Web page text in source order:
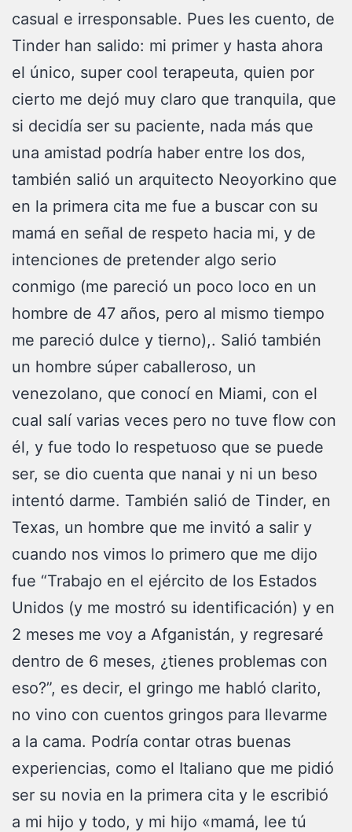
casual e irresponsable. Pues les cuento, de
Tinder han salido: mi primer y hasta ahora
el único, super cool terapeuta, quien por
cierto me dejó muy claro que tranquila, que
si decidía ser su paciente, nada más que
una amistad podría haber entre los dos,
también salió un arquitecto Neoyorkino que
en la primera cita me fue a buscar con su
mamá en señal de respeto hacia mi, y de
intenciones de pretender algo serio
conmigo (me pareció un poco loco en un
hombre de 47 años, pero al mismo tiempo
me pareció dulce y tierno),. Salió también
un hombre súper caballeroso, un
venezolano, que conocí en Miami, con el
cual salí varias veces pero no tuve flow con
él, y fue todo lo respetuoso que se puede
ser, se dio cuenta que nanai y ni un beso
intentó darme. También salió de Tinder, en
Texas, un hombre que me invitó a salir y
cuando nos vimos lo primero que me dijo
fue “Trabajo en el ejército de los Estados
Unidos (y me mostró su identificación) y en
2 meses me voy a Afganistán, y regresaré
dentro de 6 meses, ¿tienes problemas con
eso?”, es decir, el gringo me habló clarito,
no vino con cuentos gringos para llevarme
a la cama. Podría contar otras buenas
experiencias, como el Italiano que me pidió
ser su novia en la primera cita y le escribió
a mi hijo y todo, y mi hijo «mamá, lee tú